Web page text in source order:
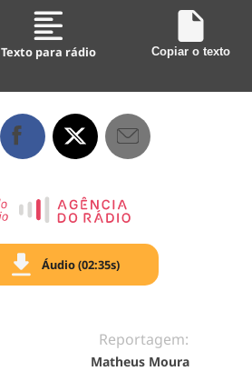
Texto para rádio Copiar o texto
Áudio (02:35s)
Reportagem:
Matheus Moura